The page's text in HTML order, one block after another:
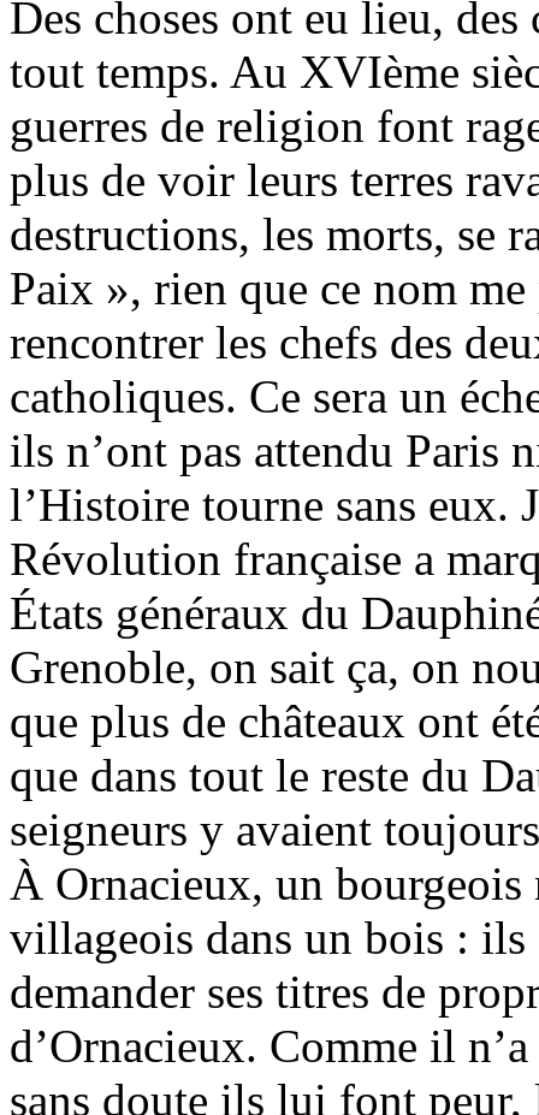
Des choses ont eu lieu,
tout temps. Au XVIème
guerres de religion font
plus de voir leurs terres
destructions, les morts, se
Paix », rien que ce nom
rencontrer les chefs des
catholiques. Ce sera un
ils n’ont pas attendu Paris
l’Histoire tourne sans eux.
Révolution française a
États généraux du
Grenoble, on sait ça, on
que plus de châteaux ont
que dans tout le reste du
seigneurs y avaient
À Ornacieux, un
villageois dans un bois :
demander ses titres de
d’Ornacieux. Comme il
sans doute ils lui font